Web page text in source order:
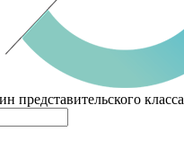
представительского класса